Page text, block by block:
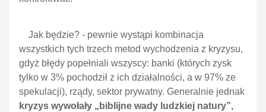
Jak będzie? - pewnie wystąpi kombinacja
wszystkich tych trzech metod wychodzenia z kryzysu,
gdyż błędy popełniali wszyscy: banki (których zysk
tylko w 3% pochodził z ich działalności, a w 97% ze
spekulacji), rządy, sektor prywatny. Generalnie jednak
kryzys wywołały „biblijne wady ludzkiej natury”,